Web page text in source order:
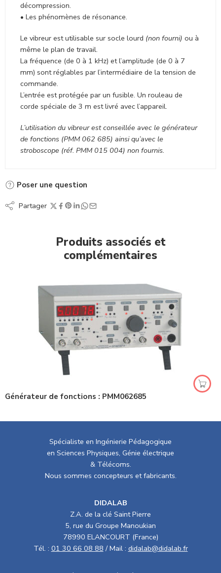
décompression.
• Les phénomènes de résonance.
Le vibreur est utilisable sur socle lourd (non fourni) ou à
même le plan de travail.
La fréquence (de 0 à 1 kHz) et l’amplitude (de 0 à 7
mm) sont réglables par l’intermédiaire de la tension de
commande.
L’entrée est protégée par un fusible. Un rouleau de
corde spéciale de 3 m est livré avec l’appareil.
L’utilisation du vibreur est conseillée avec le générateur
de fonctions (PMM 062 685) ainsi qu’avec le
stroboscope (réf. PMM 015 004) non fournis.
Poser une question
Partager
Produits associés et
complémentaires
Générateur de fonctions : PMM062685
Spécialiste en Ingénierie Pédagogique
en Sciences Physiques, Génie électrique
& Télécoms.
Nous sommes concepteurs et fabricants.
DIDALAB
Z.A. de la clé Saint Pierre
5, rue du Groupe Manoukian
78990 ELANCOURT (France)
Tél. : 01 30 66 08 88 / Mail : didalab@didalab.fr